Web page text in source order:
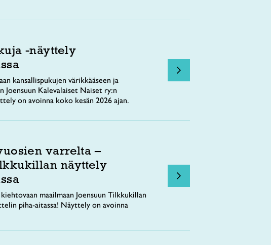
-näyttely
kansallispukujen värikkääseen ja
Joensuun Kalevalaiset Naiset ry:n
on avoinna koko kesän 2026 ajan.
varrelta –
näyttely
maailmaan Joensuun Tilkkukillan
piha-aitassa! Näyttely on avoinna